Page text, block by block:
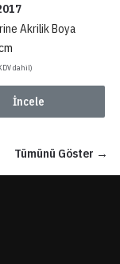
Akrilik Boya
dahil)
İncele
Tümünü Göster →